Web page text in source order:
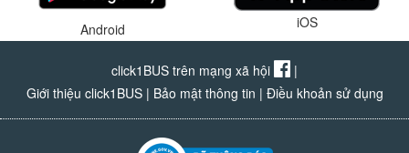
Android iOS
click1BUS trên mạng xã hội
|
Giới thiệu click1BUS| Bảo mật thông tin | Điều khoản sử dụng